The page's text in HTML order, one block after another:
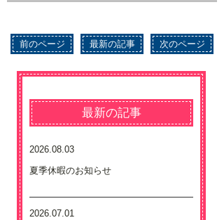
前のページ 最新の記事 次のページ
最新の記事
2026.08.03
夏季休暇のお知らせ
2026.07.01